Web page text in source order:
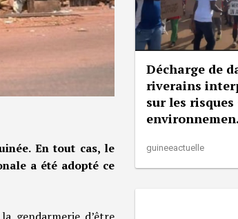
En tout cas, le
a été adopté ce
gendarmerie d’être
Décharge de
riverains
sur les
guineeactuelle